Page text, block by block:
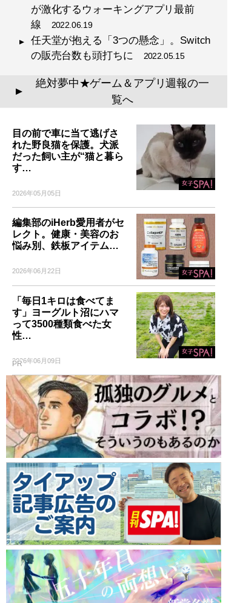
が激化するウォーキングアプリ最前
線 2022.06.19
任天堂が抱える「3つの懸念」。Switch
の販売台数も頭打ちに 2022.05.15
▲
絶対夢中★ゲーム＆アプリ週報の一
覧へ
目の前で車に当て逃げさ
れた野良猫を保護。犬派
だった飼い主が“猫と暮ら
す…
2026年05月05日
編集部のiHerb愛用者がセ
レクト。健康・美容のお
悩み別、鉄板アイテム…
2026年06月22日
「毎日1キロは食べてま
す」ヨーグルト沼にハマ
って3500種類食べた女
性…
2026年06月09日
PR